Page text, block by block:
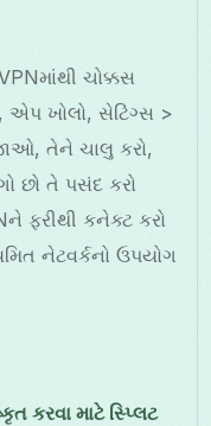
ચોક્કસ
એપ ખોલો, સેટિંગ્સ >
તેને ચાલુ કરો,
છો તે પસંદ કરો
ફરીથી કનેક્ટ કરો
નેટવર્કનો ઉપયોગ
કરવા માટે સ્પ્લિટ